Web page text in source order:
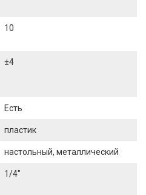
10
±4
Есть
пластик
настольный, металлический
1/4"